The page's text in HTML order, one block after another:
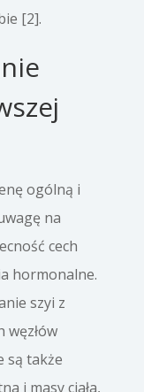
[2].
ogólną i
na
cech
hormonalne.
szyi z
są także
i masy ciała,